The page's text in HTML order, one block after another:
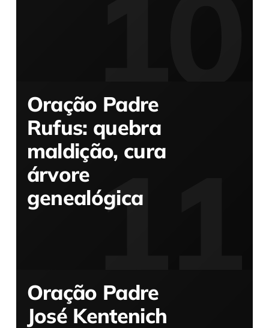
Oração Padre
Rufus: quebra
maldição, cura
árvore
genealógica
Oração Padre
José Kentenich